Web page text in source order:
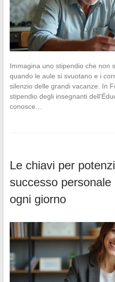
Immagina uno stipendio che non
quando le aule si svuotano e i
silenzio delle grandi vacanze. In
stipendio degli insegnanti
conosce…
Le chiavi per
successo
ogni giorno